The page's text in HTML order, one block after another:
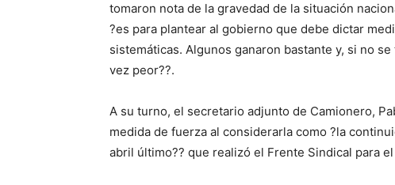
tomaron nota de la gravedad de la situación
?es para plantear al gobierno que debe dictar
sistemáticas. Algunos ganaron bastante y, si no
vez peor??.
A su turno, el secretario adjunto de Camionero,
medida de fuerza al considerarla como ?la
abril último?? que realizó el Frente Sindical para